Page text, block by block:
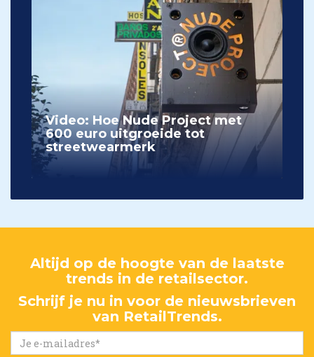
Video: Hoe Nude Project met
600 euro uitgroeide tot
streetwearmerk
Altijd op de hoogte van de laatste
trends in de retailsector.
Schrijf je nu in voor de nieuwsbrieven
van RetailTrends.